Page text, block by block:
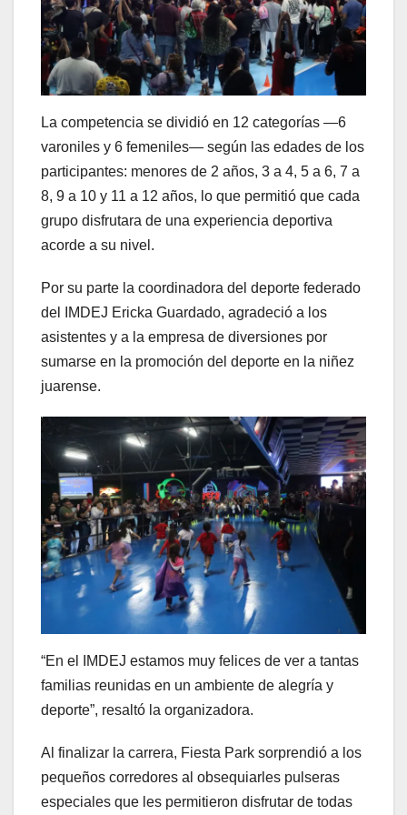
La competencia se dividió en 12 categorías —6
varoniles y 6 femeniles— según las edades de los
participantes: menores de 2 años, 3 a 4, 5 a 6, 7 a
8, 9 a 10 y 11 a 12 años, lo que permitió que cada
grupo disfrutara de una experiencia deportiva
acorde a su nivel.
Por su parte la coordinadora del deporte federado
del IMDEJ Ericka Guardado, agradeció a los
asistentes y a la empresa de diversiones por
sumarse en la promoción del deporte en la niñez
juarense.
“En el IMDEJ estamos muy felices de ver a tantas
familias reunidas en un ambiente de alegría y
deporte”, resaltó la organizadora.
Al finalizar la carrera, Fiesta Park sorprendió a los
pequeños corredores al obsequiarles pulseras
especiales que les permitieron disfrutar de todas